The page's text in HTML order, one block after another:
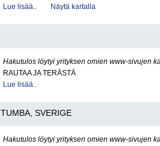
Lue lisää..
Näytä kartalla
Hakutulos löytyi yrityksen omien www-sivujen
RAUTAA JA TERÄSTÄ
Lue lisää..
TUMBA, SVERIGE
Hakutulos löytyi yrityksen omien www-sivujen